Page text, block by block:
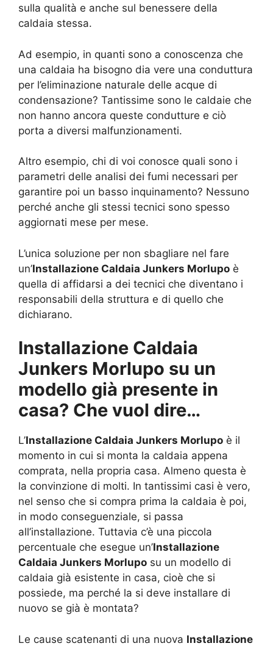
sulla qualità e anche sul benessere della
caldaia stessa.
Ad esempio, in quanti sono a conoscenza che
una caldaia ha bisogno dia vere una conduttura
per l’eliminazione naturale delle acque di
condensazione? Tantissime sono le caldaie che
non hanno ancora queste condutture e ciò
porta a diversi malfunzionamenti.
Altro esempio, chi di voi conosce quali sono i
parametri delle analisi dei fumi necessari per
garantire poi un basso inquinamento? Nessuno
perché anche gli stessi tecnici sono spesso
aggiornati mese per mese.
L’unica soluzione per non sbagliare nel fare
un’Installazione Caldaia Junkers Morlupo è
quella di affidarsi a dei tecnici che diventano i
responsabili della struttura e di quello che
dichiarano.
Installazione Caldaia
Junkers Morlupo su un
modello già presente in
casa? Che vuol dire…
L’Installazione Caldaia Junkers Morlupo è il
momento in cui si monta la caldaia appena
comprata, nella propria casa. Almeno questa è
la convinzione di molti. In tantissimi casi è vero,
nel senso che si compra prima la caldaia è poi,
in modo conseguenziale, si passa
all’installazione. Tuttavia c’è una piccola
percentuale che esegue un’Installazione
Caldaia Junkers Morlupo su un modello di
caldaia già esistente in casa, cioè che si
possiede, ma perché la si deve installare di
nuovo se già è montata?
Le cause scatenanti di una nuova Installazione